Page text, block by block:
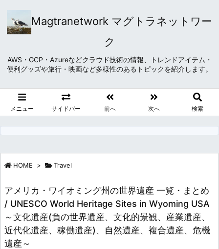
Magtranetwork マグトラネットワー
ク
AWS・GCP・Azureなどクラウド技術の情報、トレンドアイテム・
便利グッズや旅行・映画など多様性のあるトピックを紹介します。
メニュー サイドバー 前へ 次へ 検索
HOME > Travel
アメリカ・ワイオミング州の世界遺産 一覧・まとめ
/ UNESCO World Heritage Sites in Wyoming USA
～文化遺産(負の世界遺産、文化的景観、産業遺産、
近代化遺産、稼働遺産)、自然遺産、複合遺産、危機
遺産～